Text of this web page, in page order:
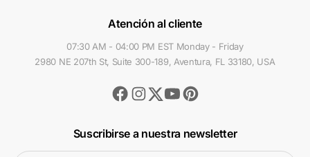
Atención al cliente
07:30 AM - 04:00 PM EST Monday - Friday
2980 NE 207th St, Suite 300-189, Aventura, FL 33180, USA
Facebook
Instagram
TwitterYoutubePinterest
Suscribirse a nuestra newsletter